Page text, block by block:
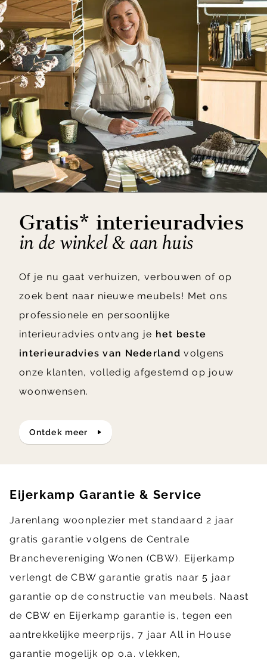
Gratis* interieuradvies
in de winkel & aan huis
Of je nu gaat verhuizen, verbouwen of op
zoek bent naar nieuwe meubels! Met ons
professionele en persoonlijke
interieuradvies ontvang je het beste
interieuradvies van Nederland volgens
onze klanten, volledig afgestemd op jouw
woonwensen.
ontdek meer
Eijerkamp Garantie & Service
Jarenlang woonplezier met standaard 2 jaar
gratis garantie volgens de Centrale
Branchevereniging Wonen (CBW). Eijerkamp
verlengt de CBW garantie gratis naar 5 jaar
garantie op de constructie van meubels. Naast
de CBW en Eijerkamp garantie is, tegen een
aantrekkelijke meerprijs, 7 jaar All in House
garantie mogelijk op o.a. vlekken,